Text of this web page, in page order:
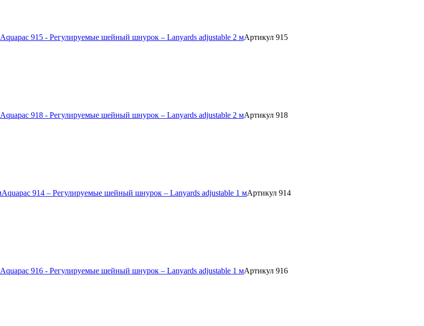
Aquapac 915 - Регулируемые шейный шнурок – Lanyards adjustable 2 мАртикул 915
Aquapac 918 - Регулируемые шейный шнурок – Lanyards adjustable 2 мАртикул 918
Aquapac 914 – Регулируемые шейный шнурок – Lanyards adjustable 1 мАртикул 914
Aquapac 916 - Регулируемые шейный шнурок – Lanyards adjustable 1 мАртикул 916